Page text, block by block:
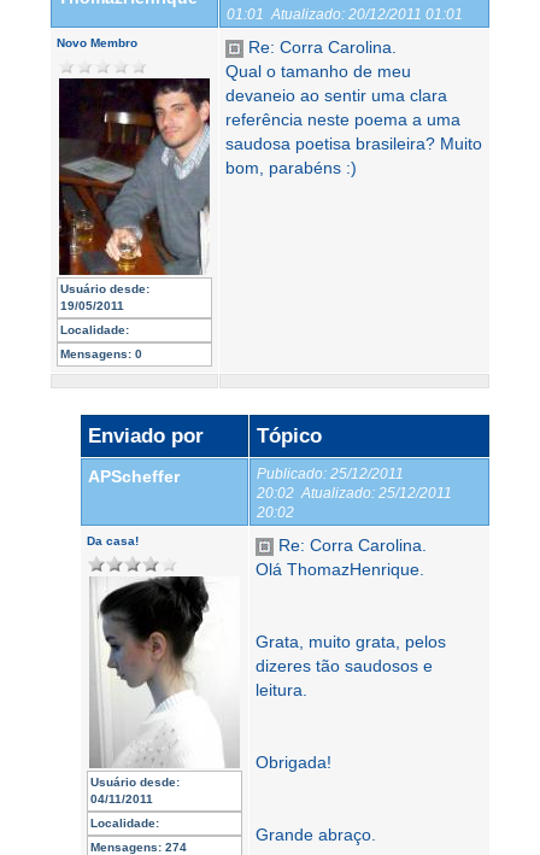
01:01 Atualizado: 20/12/2011 01:01
Novo Membro
Usuário desde:
19/05/2011
Localidade:
Mensagens: 0
Re: Corra Carolina.
Qual o tamanho de meu
devaneio ao sentir uma clara
referência neste poema a uma
saudosa poetisa brasileira? Muito
bom, parabéns :)
Enviado por Tópico
APScheffer Publicado: 25/12/2011
20:02 Atualizado: 25/12/2011
20:02
Da casa!
Usuário desde:
04/11/2011
Localidade:
Mensagens: 274
Re: Corra Carolina.
Olá ThomazHenrique.
Grata, muito grata, pelos
dizeres tão saudosos e
leitura.
Obrigada!
Grande abraço.